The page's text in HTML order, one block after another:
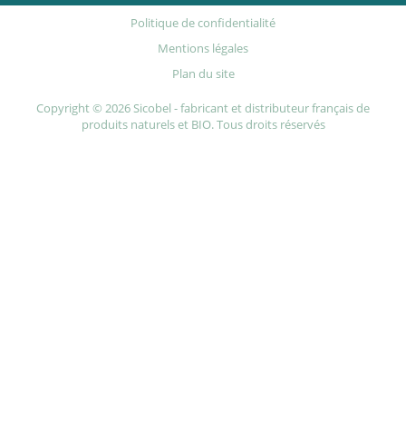
Copyright © 2026 Sicobel - fabricant et distributeur français de
produits naturels et BIO. Tous droits réservés
Politique de confidentialité
Mentions légales
Plan du site